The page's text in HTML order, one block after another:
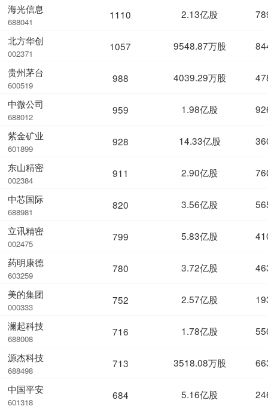
海光信息
688041
北方华创
002371
贵州茅台
600519
中微公司
688012
紫金矿业
601899
东山精密
002384
中芯国际
688981
立讯精密
002475
药明康德
603259
美的集团
000333
澜起科技
688008
源杰科技
688498
中国平安
601318
1110 2.13亿股
1057 9548.87万股
988 4039.29万股
959 1.98亿股
928 14.33亿股
911 2.90亿股
820 3.56亿股
799 5.83亿股
780 3.72亿股
752 2.57亿股
716 1.78亿股
713 3518.08万股
684 5.16亿股